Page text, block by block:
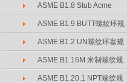
ASME B1.8 Stub Acme
ASME B1.9 BUTT螺纹环规
ASME B1.2 UN螺纹环塞规
ASME B1.16M 米制螺纹规
ASME B1.20.1 NPT螺纹规